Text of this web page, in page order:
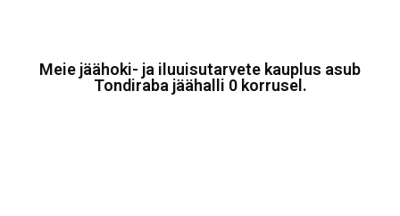
Meie jäähoki- ja iluuisutarvete kauplus asub
Tondiraba jäähalli 0 korrusel.